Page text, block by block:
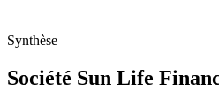
Synthèse
Société Sun Life